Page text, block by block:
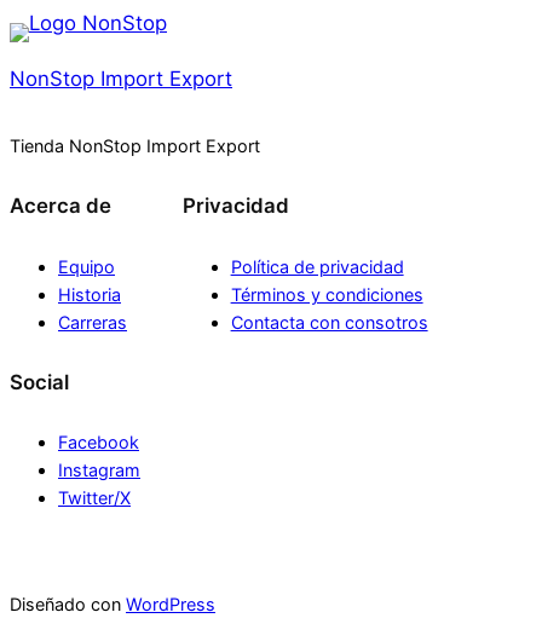
NonStop Import Export
Tienda NonStop Import Export
Acerca de
Equipo
Historia
Carreras
Privacidad
Política de privacidad
Términos y condiciones
Contacta con consotros
Social
Facebook
Instagram
Twitter/X
Diseñado con WordPress